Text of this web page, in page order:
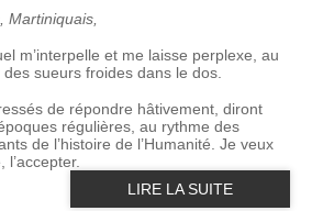
Martiniquais,
m’interpelle et me laisse perplexe, au
sueurs froides dans le dos.
de répondre hâtivement, diront
régulières, au rythme des
de l’histoire de l’Humanité. Je veux
LIRE LA SUITE